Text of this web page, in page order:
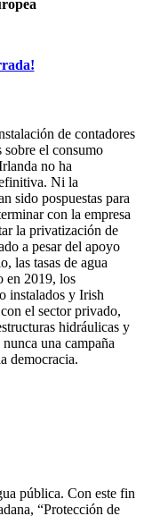
de contadores
sobre el consumo
no ha
Ni la
sido pospuestas para
con la empresa
la privatización de
a pesar del apoyo
las tasas de agua
en 2019, los
instalados y Irish
el sector privado,
hidráulicas y
una campaña
democracia.
pública. Con este fin
“Protección de